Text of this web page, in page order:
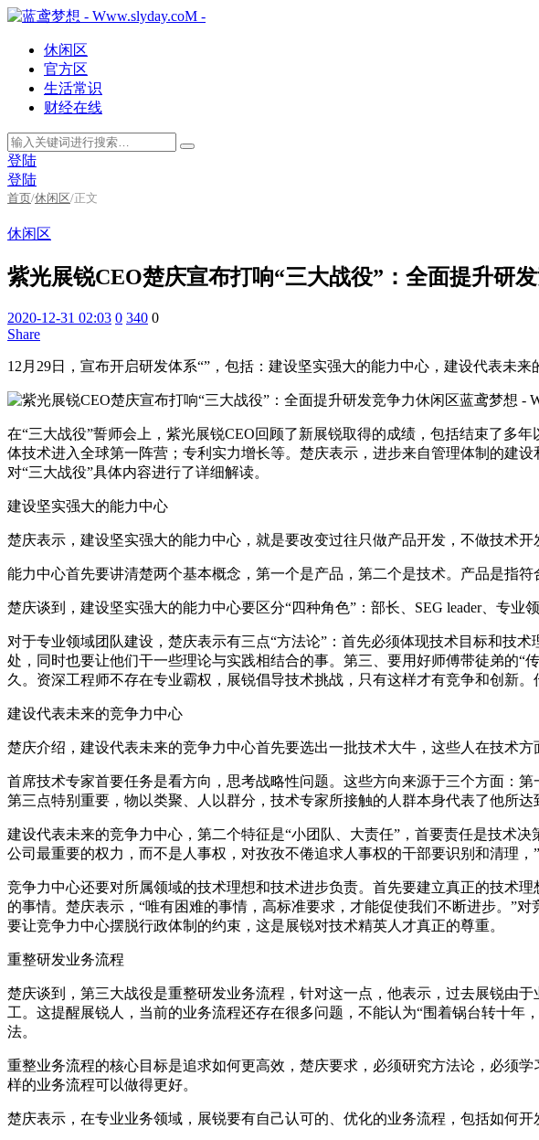
休闲区
官方区
生活常识
财经在线
登陆
登陆
首页/休闲区/正文
休闲区
紫光展锐CEO楚庆宣布打响“三大战役”：全面提升研
2020-12-31 02:03 0 340 0
Share
12月29日，宣布开启研发体系“”，包括：建设坚实强大的能力中心，建设代表未来
在“三大战役”誓师会上，紫光展锐CEO回顾了新展锐取得的成绩，包括结束了多
体技术进入全球第一阵营；专利实力增长等。楚庆表示，进步来自管理体制的建
对“三大战役”具体内容进行了详细解读。
建设坚实强大的能力中心
楚庆表示，建设坚实强大的能力中心，就是要改变过往只做产品开发，不做技术
能力中心首先要讲清楚两个基本概念，第一个是产品，第二个是技术。产品是指
楚庆谈到，建设坚实强大的能力中心要区分“四种角色”：部长、SEG leader、专业
对于专业领域团队建设，楚庆表示有三点“方法论”：首先必须体现技术目标和技
处，同时也要让他们干一些理论与实践相结合的事。第三、要用好师傅带徒弟的
久。资深工程师不存在专业霸权，展锐倡导技术挑战，只有这样才有竞争和创新
建设代表未来的竞争力中心
楚庆介绍，建设代表未来的竞争力中心首先要选出一批技术大牛，这些人在技术
首席技术专家首要任务是看方向，思考战略性问题。这些方向来源于三个方面：
第三点特别重要，物以类聚、人以群分，技术专家所接触的人群本身代表了他所
建设代表未来的竞争力中心，第二个特征是“小团队、大责任”，首要责任是技术
公司最重要的权力，而不是人事权，对孜孜不倦追求人事权的干部要识别和清理，
竞争力中心还要对所属领域的技术理想和技术进步负责。首先要建立真正的技术
的事情。楚庆表示，“唯有困难的事情，高标准要求，才能促使我们不断进步。”
要让竞争力中心摆脱行政体制的约束，这是展锐对技术精英人才真正的尊重。
重整研发业务流程
楚庆谈到，第三大战役是重整研发业务流程，针对这一点，他表示，过去展锐由
工。这提醒展锐人，当前的业务流程还存在很多问题，不能认为“围着锅台转十
法。
重整业务流程的核心目标是追求如何更高效，楚庆要求，必须研究方法论，必须
样的业务流程可以做得更好。
楚庆表示，在专业业务领域，展锐要有自己认可的、优化的业务流程，包括如何